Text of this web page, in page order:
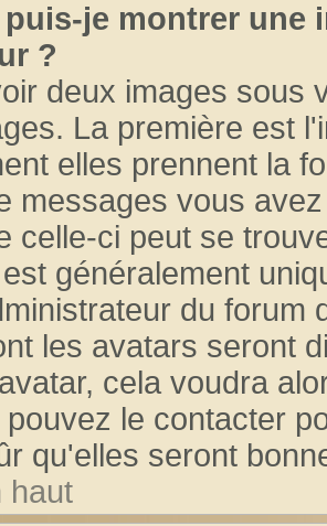
je montrer une
?
deux images sous
La première est
elles prennent la
messages vous
celle-ci peut se
généralement
du forum
les avatars seront
cela voudra
le contacter
qu'elles seront
haut